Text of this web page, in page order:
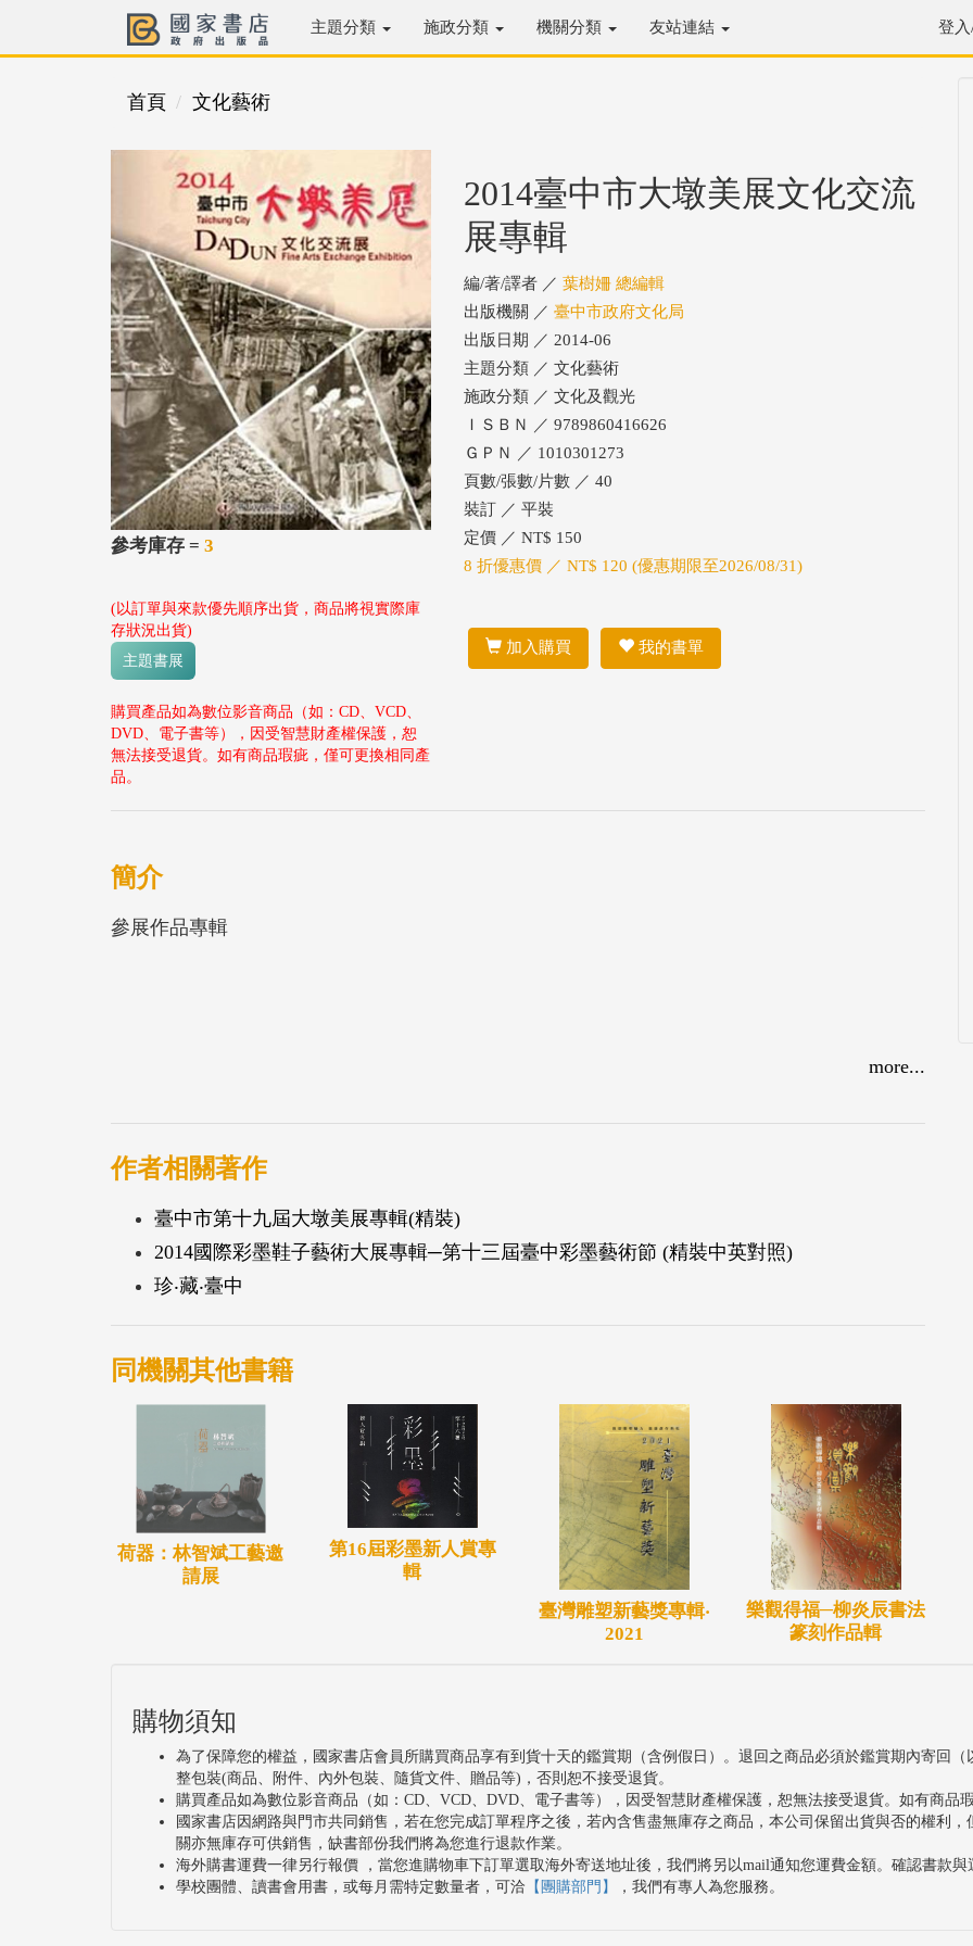
主題分類 施政分類 機關分類 友站連結 登
首頁 文化藝術
參考庫存 = 3
(以訂單與來款優先順序出貨，商品將視實際庫
存狀況出貨)
主題書展
購買產品如為數位影音商品（如：CD、VCD、
DVD、電子書等），因受智慧財產權保護，恕
無法接受退貨。如有商品瑕疵，僅可更換相同產
品。
2014臺中市大墩美展文化交流
展專輯
編/著/譯者 ／ 葉樹姍 總編輯
出版機關 ／ 臺中市政府文化局
出版日期 ／ 2014-06
主題分類 ／ 文化藝術
施政分類 ／ 文化及觀光
ＩＳＢＮ ／ 9789860416626
ＧＰＮ ／ 1010301273
頁數/張數/片數 ／ 40
裝訂 ／ 平裝
定價 ／ NT$ 150
8 折優惠價 ／ NT$ 120 (優惠期限至2026/08/31)
加入購買 我的書單
簡介
參展作品專輯
more...
作者相關著作
臺中市第十九屆大墩美展專輯(精裝)
2014國際彩墨鞋子藝術大展專輯─第十三屆臺中彩墨藝術節 (精裝中英對照)
珍‧藏‧臺中
同機關其他書籍
荷器：林智斌工藝邀
請展
第16屆彩墨新人賞專
輯
臺灣雕塑新藝獎專輯‧
2021
樂觀得福─柳炎辰書法
篆刻作品輯
購物須知
為了保障您的權益，國家書店會員所購買商品享有到貨十天的鑑賞期（含例假日）。退回之商品必須於鑑賞期內寄回
整包裝(商品、附件、內外包裝、隨貨文件、贈品等)，否則恕不接受退貨。
購買產品如為數位影音商品（如：CD、VCD、DVD、電子書等），因受智慧財產權保護，恕無法接受退貨。如有商品
國家書店因網路與門市共同銷售，若在您完成訂單程序之後，若內含售盡無庫存之商品，本公司保留出貨與否的權利
關亦無庫存可供銷售，缺書部份我們將為您進行退款作業。
海外購書運費一律另行報價 ，當您進購物車下訂單選取海外寄送地址後，我們將另以mail通知您運費金額。確認書款
學校團體、讀書會用書，或每月需特定數量者，可洽 【團購部門】 ，我們有專人為您服務。